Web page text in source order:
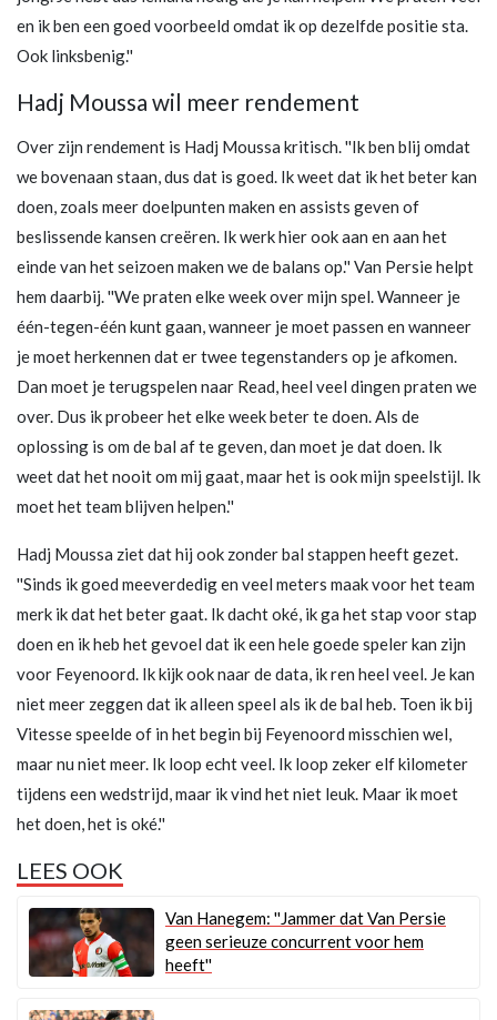
en ik ben een goed voorbeeld omdat ik op dezelfde positie sta.
Ook linksbenig.''
Hadj Moussa wil meer rendement
Over zijn rendement is Hadj Moussa kritisch. ''Ik ben blij omdat
we bovenaan staan, dus dat is goed. Ik weet dat ik het beter kan
doen, zoals meer doelpunten maken en assists geven of
beslissende kansen creëren. Ik werk hier ook aan en aan het
einde van het seizoen maken we de balans op.'' Van Persie helpt
hem daarbij. ''We praten elke week over mijn spel. Wanneer je
één-tegen-één kunt gaan, wanneer je moet passen en wanneer
je moet herkennen dat er twee tegenstanders op je afkomen.
Dan moet je terugspelen naar Read, heel veel dingen praten we
over. Dus ik probeer het elke week beter te doen. Als de
oplossing is om de bal af te geven, dan moet je dat doen. Ik
weet dat het nooit om mij gaat, maar het is ook mijn speelstijl. Ik
moet het team blijven helpen.''
Hadj Moussa ziet dat hij ook zonder bal stappen heeft gezet.
''Sinds ik goed meeverdedig en veel meters maak voor het team
merk ik dat het beter gaat. Ik dacht oké, ik ga het stap voor stap
doen en ik heb het gevoel dat ik een hele goede speler kan zijn
voor Feyenoord. Ik kijk ook naar de data, ik ren heel veel. Je kan
niet meer zeggen dat ik alleen speel als ik de bal heb. Toen ik bij
Vitesse speelde of in het begin bij Feyenoord misschien wel,
maar nu niet meer. Ik loop echt veel. Ik loop zeker elf kilometer
tijdens een wedstrijd, maar ik vind het niet leuk. Maar ik moet
het doen, het is oké.''
LEES OOK
Van Hanegem: ''Jammer dat Van Persie
geen serieuze concurrent voor hem
heeft''